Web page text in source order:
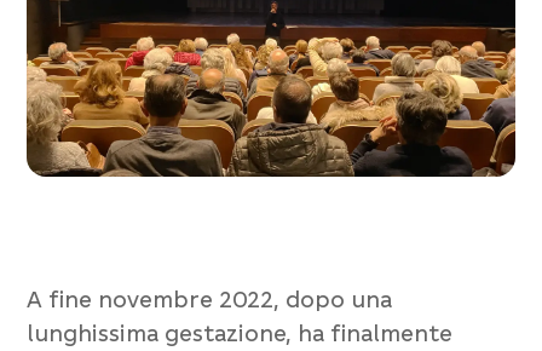
A fine novembre 2022, dopo una
lunghissima gestazione, ha finalmente